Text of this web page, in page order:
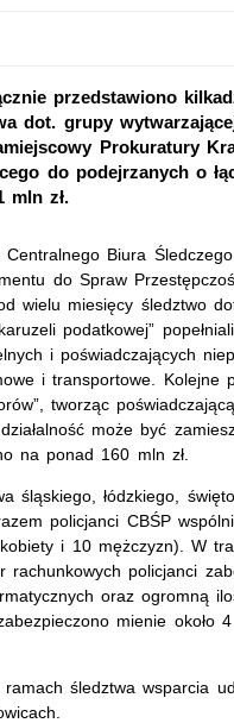
przedstawiono
dot. grupy
Prokuratury
do podejrzanych o
mln zł.
Biura
do Spraw
wielu miesięcy śledztwo
podatkowej”
i poświadczających
i transportowe. Kolejne
tworząc
może być
na ponad 160 mln zł.
śląskiego, łódzkiego,
policjanci CBŚP
i 10 mężczyzn). W
rachunkowych policjanci
oraz ogromną
mienie około
śledztwa wsparcia